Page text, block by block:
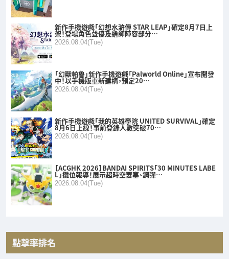
新作手機遊戲「幻想水滸傳 STAR LEAP」確定8月7日上
架！登場角色聲優及繪師陣容部分…
2026.08.04(Tue)
「幻獸帕魯」新作手機遊戲「Palworld Online」宣布開發
中！以手機版重新建構，預定20…
2026.08.04(Tue)
新作手機遊戲「我的英雄學院 UNITED SURVIVAL」確定
8月6日上線！事前登錄人數突破70…
2026.08.04(Tue)
【ACGHK 2026】BANDAI SPIRITS「30 MINUTES LABE
L」攤位報導！展示超時空要塞、鋼彈…
2026.08.04(Tue)
點擊率排名